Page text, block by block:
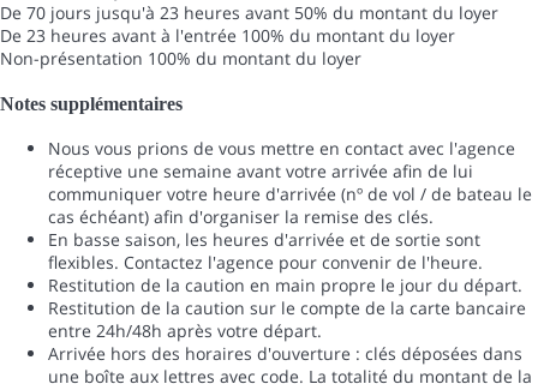
De 70 jours jusqu'à 23 heures avant 50% du montant du loyer
De 23 heures avant à l'entrée 100% du montant du loyer
Non-présentation 100% du montant du loyer
Notes supplémentaires
Nous vous prions de vous mettre en contact avec l'agence
réceptive une semaine avant votre arrivée afin de lui
communiquer votre heure d'arrivée (nº de vol / de bateau le
cas échéant) afin d'organiser la remise des clés.
En basse saison, les heures d'arrivée et de sortie sont
flexibles. Contactez l'agence pour convenir de l'heure.
Restitution de la caution en main propre le jour du départ.
Restitution de la caution sur le compte de la carte bancaire
entre 24h/48h après votre départ.
Arrivée hors des horaires d'ouverture : clés déposées dans
une boîte aux lettres avec code. La totalité du montant de la